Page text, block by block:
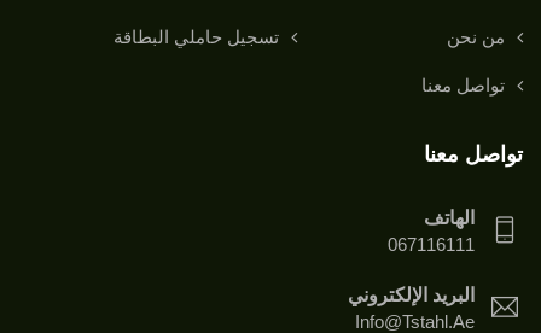
من نحن
تواصل معنا
تسجيل حاملي البطاقة
تواصل معنا
الهاتف
067116111
البريد الإلكتروني
Info@tstahl.ae